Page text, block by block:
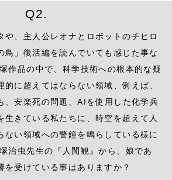
Q2.
や、主人公レオナとロボットのチヒロ
鳥」復活編を読んでいても感じた事な
作品の中で、科学技術への根本的な疑
的に超えてはならない領域、例えば、
、安楽死の問題、AIを使用した化学兵
生きている私たちに、時空を超えて人
ない領域への警鐘を鳴らしている様に
治虫先生の『人間観』から、娘であ
を受けている事はありますか？